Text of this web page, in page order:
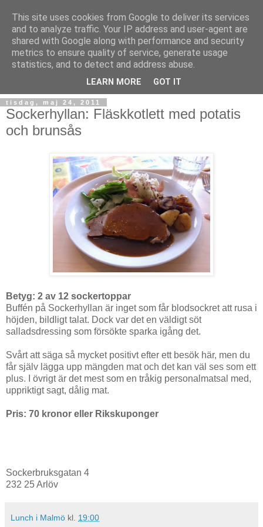
tisdag, maj 24, 2011
Sockerhyllan: Fläskkotlett med potatis
och brunsås
Betyg: 2 av 12 sockertoppar
Buffén på Sockerhyllan är inget som får blodsockret att rusa i
höjden, bildligt talat. Dock var det en väldigt söt
salladsdressing som försökte sparka igång det.
Svårt att säga så mycket positivt efter ett besök här, men du
får själv lägga upp mängden mat och det kan väl ses som ett
plus. I övrigt är det mest som en tråkig personalmatsal med,
uppriktigt sagt, dålig mat.
Pris: 70 kronor eller Rikskuponger
Sockerbruksgatan 4
232 25 Arlöv
Lunch i Malmö kl. 19:00
This site uses cookies from Google to deliver its services
and to analyze traffic. Your IP address and user-agent are
shared with Google along with performance and security
metrics to ensure quality of service, generate usage
statistics, and to detect and address abuse.
LEARN MORE GOT IT